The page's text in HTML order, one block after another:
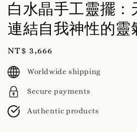
白水晶手工靈擺：
連結自我神性的靈
Regular
price
NT$ 3,666
Worldwide shipping
Secure payments
Authentic products